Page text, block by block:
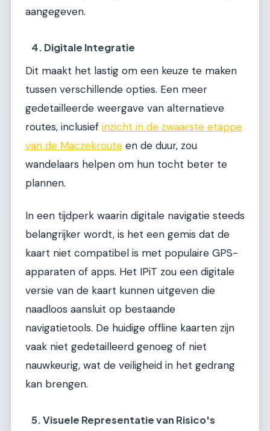
aangegeven.
4. Digitale Integratie
Dit maakt het lastig om een keuze te maken
tussen verschillende opties. Een meer
gedetailleerde weergave van alternatieve
routes, inclusief inzicht in de zwaarste etappe
van de Maczekroute en de duur, zou
wandelaars helpen om hun tocht beter te
plannen.
In een tijdperk waarin digitale navigatie steeds
belangrijker wordt, is het een gemis dat de
kaart niet compatibel is met populaire GPS-
apparaten of apps. Het IPiT zou een digitale
versie van de kaart kunnen uitgeven die
naadloos aansluit op bestaande
navigatietools. De huidige offline kaarten zijn
vaak niet gedetailleerd genoeg of niet
nauwkeurig, wat de veiligheid in het gedrang
kan brengen.
5. Visuele Representatie van Risico's